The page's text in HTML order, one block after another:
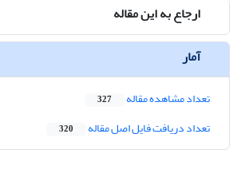
ارجاع به این مقاله
آمار
تعداد مشاهده مقاله 327
تعداد دریافت فایل اصل مقاله 320